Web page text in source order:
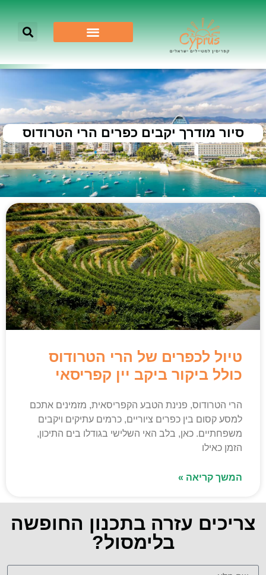
סיור מודרך יקבים כפרים הרי הטרודוס
טיול לכפרים של הרי הטרודוס
כולל ביקור ביקב יין קפריסאי
הרי הטרודוס, פנינת הטבע הקפריסאית, מזמינים אתכם
למסע קסום בין כפרים ציוריים, כרמים עתיקים ויקבים
משפחתיים. כאן, בלב האי השלישי בגודלו בים התיכון,
הזמן כאילו
המשך קריאה »
צריכים עזרה בתכנון החופשה
בלימסול?